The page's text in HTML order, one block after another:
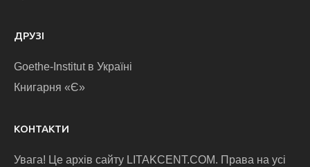
ДРУЗІ
Goethe-Institut в Україні
Книгарня «Є»
КОНТАКТИ
Увага! Це архів сайту LITAKCENT.COM. Права на усі